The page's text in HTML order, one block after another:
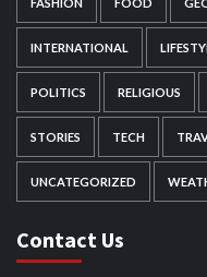
FASHION FOOD
INTERNATIONAL
POLITICS RELIGIOUS
STORIES TECH
UNCATEGORIZED
Contact Us